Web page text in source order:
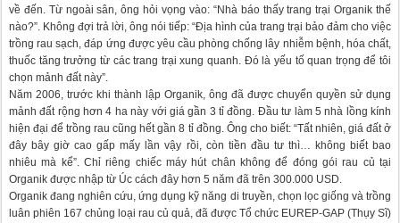
về đến. Từ ngoài sân, ông hỏi vọng vào: “Nhà báo thấy trang trại Organik thế
nào?”. Không đợi trả lời, ông nói tiếp: “Địa hình của trang trại bảo đảm cho việc
trồng rau sạch, đáp ứng được yêu cầu phòng chống lây nhiễm bệnh, hóa chất,
thuốc tăng trưởng từ các trang trại xung quanh. Đó là yếu tố quan trọng để tôi
chọn mảnh đất này”.
Năm 2006, trước khi thành lập Organik, ông đã được chuyển quyền sử dụng
mảnh đất rộng hơn 4 ha này với giá gần 3 tỉ đồng. Đầu tư làm 5 nhà lồng kính
hiện đại để trồng rau cũng hết gần 8 tỉ đồng. Ông cho biết: “Tất nhiên, giá đất ở
đây bây giờ cao gấp mấy lần vậy rồi, còn tiền đầu tư thì… không biết bao
nhiêu mà kể”. Chỉ riêng chiếc máy hút chân không để đóng gói rau củ tại
Organik được nhập từ Úc cách đây hơn 5 năm đã trên 300.000 USD.
Organik đang nghiên cứu, ứng dụng kỹ năng di truyền, chọn lọc giống và trồng
luân phiên 167 chủng loại rau củ quả, đã được Tổ chức EUREP-GAP (Thụy Sĩ)